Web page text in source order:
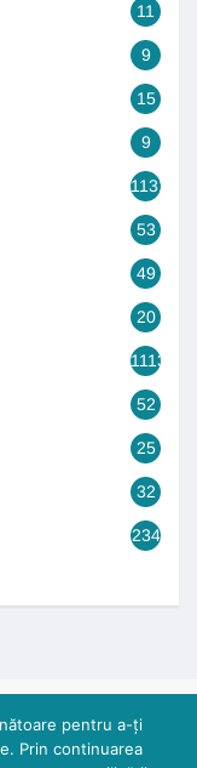
11
9
15
9
1131
53
49
20
1113
52
25
32
234
pentru a-ți
Prin continuarea